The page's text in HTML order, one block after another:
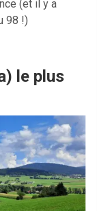
(et il y a
98 !)
le plus